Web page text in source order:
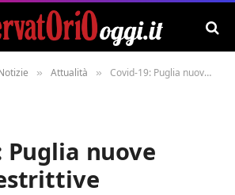
» Attualità » Covid-19: Puglia nuove misure restrittive
Puglia nuove